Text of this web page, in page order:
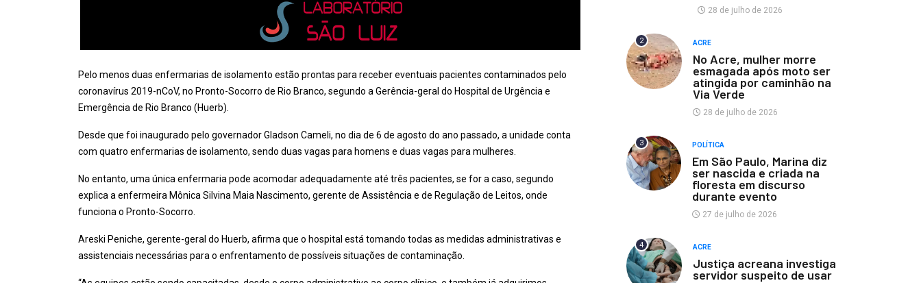
Pelo menos duas enfermarias de isolamento estão prontas para receber eventuais pacientes contaminados pelo
coronavírus 2019-nCoV, no Pronto-Socorro de Rio Branco, segundo a Gerência-geral do Hospital de Urgência e
Emergência de Rio Branco (Huerb).
Desde que foi inaugurado pelo governador Gladson Cameli, no dia de 6 de agosto do ano passado, a unidade conta
com quatro enfermarias de isolamento, sendo duas vagas para homens e duas vagas para mulheres.
No entanto, uma única enfermaria pode acomodar adequadamente até três pacientes, se for a caso, segundo
explica a enfermeira Mônica Silvina Maia Nascimento, gerente de Assistência e de Regulação de Leitos, onde
funciona o Pronto-Socorro.
Areski Peniche, gerente-geral do Huerb, afirma que o hospital está tomando todas as medidas administrativas e
assistenciais necessárias para o enfrentamento de possíveis situações de contaminação.
28 de julho de 2026
2 ACRE
No Acre, mulher morre
esmagada após moto ser
atingida por caminhão na
Via Verde
28 de julho de 2026
3 POLÍTICA
Em São Paulo, Marina diz
ser nascida e criada na
floresta em discurso
durante evento
27 de julho de 2026
4 ACRE
Justiça acreana investiga
servidor suspeito de usar